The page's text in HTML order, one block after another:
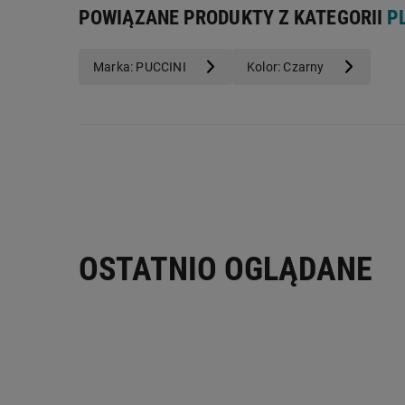
Adres importera:ul. Klubowa 2 72-002
POWIĄZANE PRODUKTY Z KATEGORII
Marka: PUCCINI Kolor: Czarny
OSTATNIO OGLĄDANE